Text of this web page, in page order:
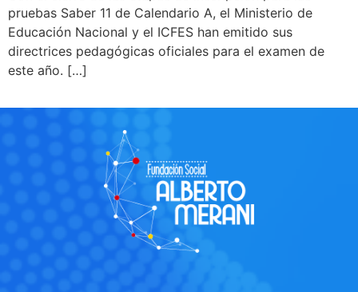
pruebas Saber 11 de Calendario A, el Ministerio de
Educación Nacional y el ICFES han emitido sus
directrices pedagógicas oficiales para el examen de
este año. […]